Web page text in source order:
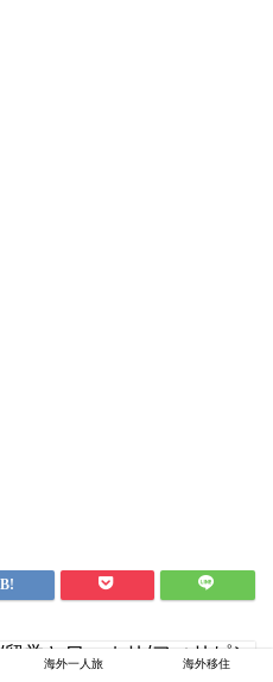
/留学とワーホリ /フィリピン
海外一人旅 海外移住